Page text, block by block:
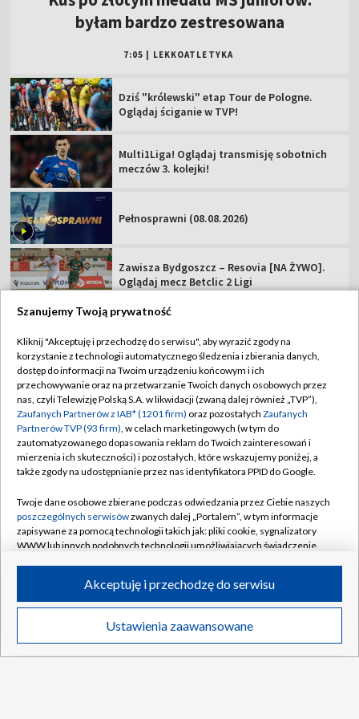
Transmisje Wideo
Multi1Liga! Oglądaj transmisję sobotnich
meczów 3. kolejki!
Zawisza Bydgoszcz – Resovia [NA ŻYWO].
Podhale Nowy Targ – Hutnik Kraków [NA
Abonament TVP
Sklep TVP
Biuro Reklamy
Oferta Handlowa
Telegazeta ogłoszenia
Rada Programowa
Ogłoszenia przetargowe
Akademia Telewizyjna
Informacje o nadawcy
System NOS
Regulamin TVP
Polityka prywatności
Moje zgody
Biuro reklamy
Kontakt
Kanały
©2026 Telewizja Polska Spółka Akcyjna w likwidacji
Szanujemy Twoją prywatność
Kliknij "Akceptuję i przechodzę do serwisu", aby wyrazić zgody na
korzystanie z technologii automatycznego śledzenia i zbierania danych,
dostęp do informacji na Twoim urządzeniu końcowym i ich
przechowywanie oraz na przetwarzanie Twoich danych osobowych przez
nas, czyli Telewizję Polską S.A. w likwidacji (zwaną dalej również „TVP”),
Zaufanych Partnerów z IAB* (1201 firm) oraz pozostałych Zaufanych
Partnerów TVP (93 firm), w celach marketingowych (w tym do
zautomatyzowanego dopasowania reklam do Twoich zainteresowań i
mierzenia ich skuteczności) i pozostałych, które wskazujemy poniżej, a
także zgody na udostępnianie przez nas identyfikatora PPID do Google.
Twoje dane osobowe zbierane podczas odwiedzania przez Ciebie naszych
poszczególnych serwisówzwanych dalej „Portalem”, w tym informacje
zapisywane za pomocą technologii takich jak: pliki cookie, sygnalizatory
WWW lub innych podobnych technologii umożliwiających świadczenie
ruchu w Internecie.
Twoje dane osobowe zbierane podczas odwiedzania przez Ciebie
poszczególnych serwisówna Portalu, takie jak adresy IP, identyfikatory
Ustawienia zaawansowane
Akceptuję i przechodzę do serwisu